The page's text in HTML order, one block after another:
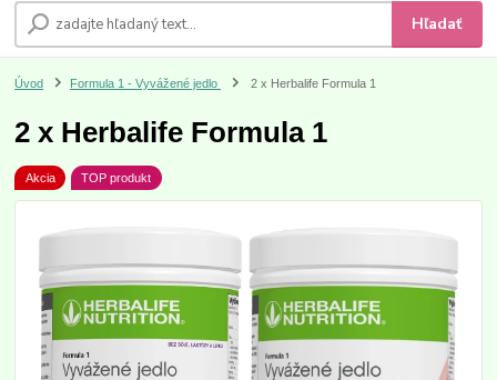
Hľadať
Úvod Formula 1 - Vyvážené jedlo 2 x Herbalife Formula 1
2 x Herbalife Formula 1
Akcia TOP produkt